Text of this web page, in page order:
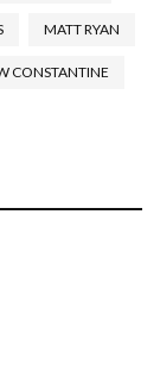
MATT RYAN
CONSTANTINE